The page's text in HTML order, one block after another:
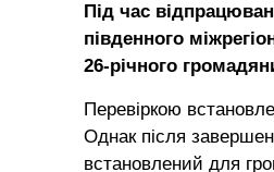
Під час
південного
26-річного
Перевіркою
Однак після
встановлений для